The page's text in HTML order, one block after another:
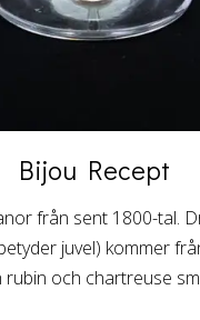
Bijou Recept
från sent 1800-tal.
juvel) kommer
och chartreuse